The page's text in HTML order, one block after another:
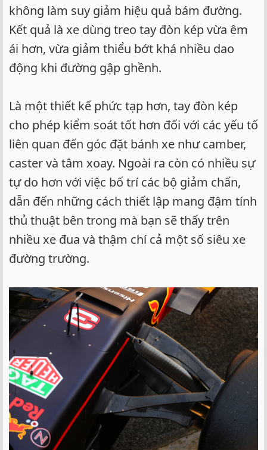
không làm suy giảm hiệu quả bám đường.
Kết quả là xe dùng treo tay đòn kép vừa êm
ái hơn, vừa giảm thiểu bớt khá nhiều dao
động khi đường gập ghềnh.
Là một thiết kế phức tạp hơn, tay đòn kép
cho phép kiểm soát tốt hơn đối với các yếu tố
liên quan đến góc đặt bánh xe như camber,
caster và tâm xoay. Ngoài ra còn có nhiều sự
tự do hơn với việc bố trí các bộ giảm chấn,
dẫn đến những cách thiết lập mang đậm tính
thủ thuật bên trong mà bạn sẽ thấy trên
nhiều xe đua và thậm chí cả một số siêu xe
đường trường.